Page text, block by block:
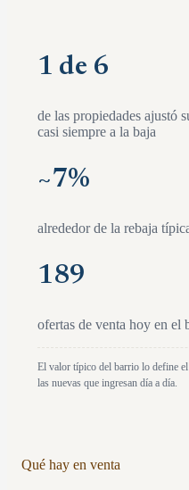
1 de 6
de las propiedades ajustó
casi siempre a la baja
~7%
alrededor de la rebaja
189
ofertas de venta hoy en el
El valor típico del barrio lo define
las nuevas que ingresan día a día.
Qué hay en venta